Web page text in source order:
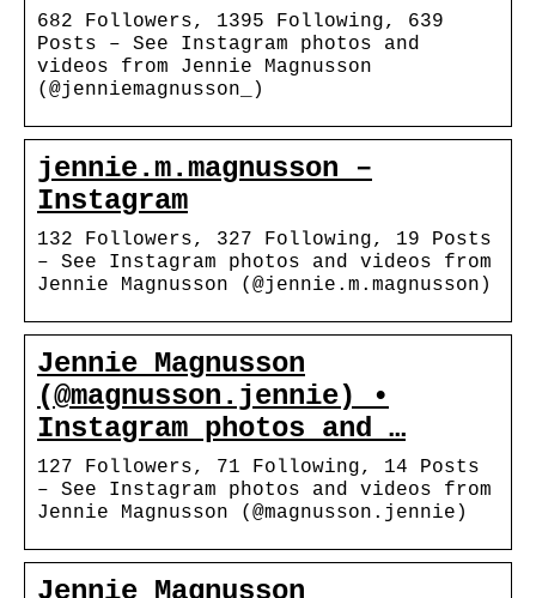
682 Followers, 1395 Following, 639
Posts – See Instagram photos and
videos from Jennie Magnusson
(@jenniemagnusson_)
jennie.m.magnusson –
Instagram
132 Followers, 327 Following, 19 Posts
– See Instagram photos and videos from
Jennie Magnusson (@jennie.m.magnusson)
Jennie Magnusson
(@magnusson.jennie) •
Instagram photos and …
127 Followers, 71 Following, 14 Posts
– See Instagram photos and videos from
Jennie Magnusson (@magnusson.jennie)
Jennie Magnusson